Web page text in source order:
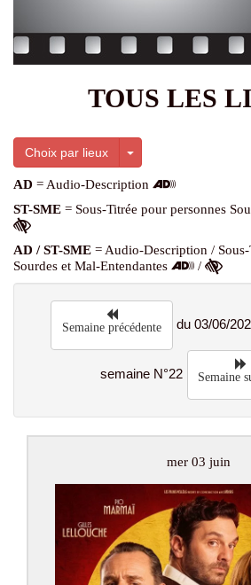
TOUS LES
Choix par lieux Toggle Dropdown
AD = Audio-Description
ST-SME = Sous-Titrée pour personnes
AD / ST-SME = Audio-Description /
Sourdes et Mal-Entendantes
/
Semaine précédente du 03/06/
semaine N°22 Semaine
mer 03 juin